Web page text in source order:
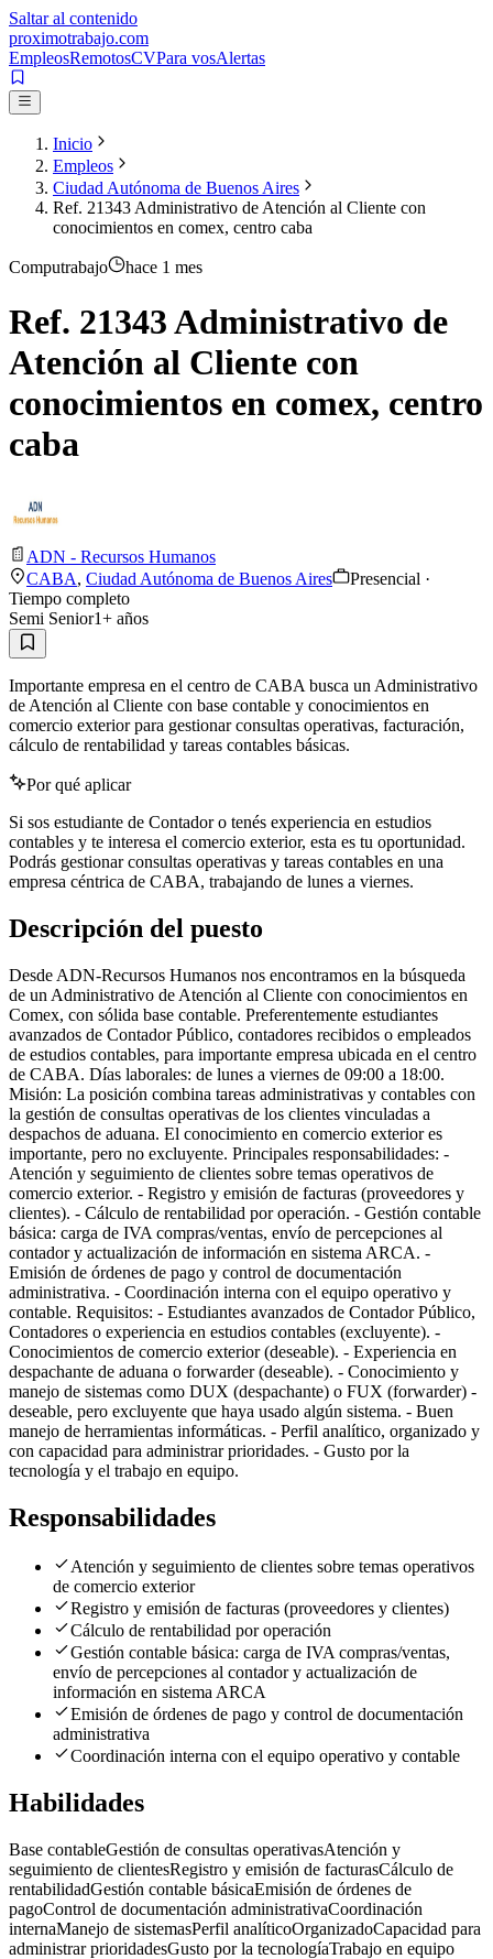
Saltar al contenido
proximotrabajo.com
EmpleosRemotosCVPara vosAlertas
Inicio
Empleos
Ciudad Autónoma de Buenos Aires
Ref. 21343 Administrativo de Atención al Cliente con
conocimientos en comex, centro caba
Computrabajo hace 1 mes
Ref. 21343 Administrativo de
Atención al Cliente con
conocimientos en comex, centro
caba
ADN - Recursos Humanos
CABA, Ciudad Autónoma de Buenos Aires
Presencial ·
Tiempo completo
Semi Senior1+ años
Importante empresa en el centro de CABA busca un Administrativo
de Atención al Cliente con base contable y conocimientos en
comercio exterior para gestionar consultas operativas, facturación,
cálculo de rentabilidad y tareas contables básicas.
Por qué aplicar
Si sos estudiante de Contador o tenés experiencia en estudios
contables y te interesa el comercio exterior, esta es tu oportunidad.
Podrás gestionar consultas operativas y tareas contables en una
empresa céntrica de CABA, trabajando de lunes a viernes.
Descripción del puesto
Desde ADN-Recursos Humanos nos encontramos en la búsqueda
de un Administrativo de Atención al Cliente con conocimientos en
Comex, con sólida base contable. Preferentemente estudiantes
avanzados de Contador Público, contadores recibidos o empleados
de estudios contables, para importante empresa ubicada en el centro
de CABA. Días laborales: de lunes a viernes de 09:00 a 18:00.
Misión: La posición combina tareas administrativas y contables con
la gestión de consultas operativas de los clientes vinculadas a
despachos de aduana. El conocimiento en comercio exterior es
importante, pero no excluyente. Principales responsabilidades: -
Atención y seguimiento de clientes sobre temas operativos de
comercio exterior. - Registro y emisión de facturas (proveedores y
clientes). - Cálculo de rentabilidad por operación. - Gestión contable
básica: carga de IVA compras/ventas, envío de percepciones al
contador y actualización de información en sistema ARCA. -
Emisión de órdenes de pago y control de documentación
administrativa. - Coordinación interna con el equipo operativo y
contable. Requisitos: - Estudiantes avanzados de Contador Público,
Contadores o experiencia en estudios contables (excluyente). -
Conocimientos de comercio exterior (deseable). - Experiencia en
despachante de aduana o forwarder (deseable). - Conocimiento y
manejo de sistemas como DUX (despachante) o FUX (forwarder) -
deseable, pero excluyente que haya usado algún sistema. - Buen
manejo de herramientas informáticas. - Perfil analítico, organizado y
con capacidad para administrar prioridades. - Gusto por la
tecnología y el trabajo en equipo.
Responsabilidades
Atención y seguimiento de clientes sobre temas operativos
de comercio exterior
Registro y emisión de facturas (proveedores y clientes)
Cálculo de rentabilidad por operación
Gestión contable básica: carga de IVA compras/ventas,
envío de percepciones al contador y actualización de
información en sistema ARCA
Emisión de órdenes de pago y control de documentación
administrativa
Coordinación interna con el equipo operativo y contable
Habilidades
Base contableGestión de consultas operativasAtención y
seguimiento de clientesRegistro y emisión de facturasCálculo de
rentabilidadGestión contable básicaEmisión de órdenes de
pagoControl de documentación administrativaCoordinación
internaManejo de sistemasPerfil analíticoOrganizadoCapacidad para
administrar prioridadesGusto por la tecnologíaTrabajo en equipo